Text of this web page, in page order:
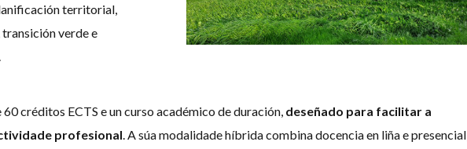
territorial,
verde e
créditos ECTS e un curso académico de duración, deseñado para facilitar a
profesional . A súa modalidade híbrida combina docencia en liña e presencial,